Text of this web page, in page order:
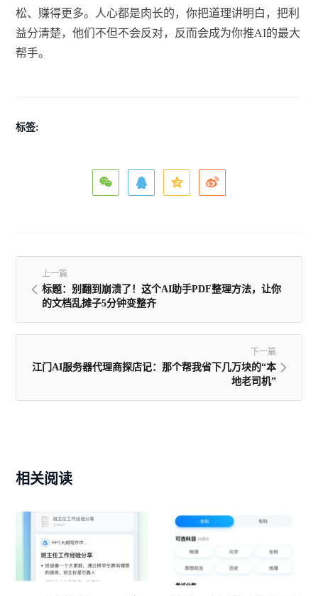
松、赚得更多。人心都是肉长的，你把道理讲明白，把利
益分清楚，他们不但不会反对，反而会成为你推AI的最大
帮手。
标签:
上一篇
标题：别翻到崩溃了！这个AI助手PDF整理方法，让你
的文档乱摊子5分钟变整齐
下一篇
江门AI服务器代理商探店记：那个帮我省下几万块的“本
地老司机”
相关阅读